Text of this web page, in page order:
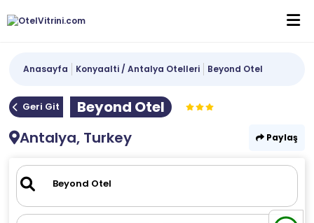
Anasayfa Konyaalti / Antalya Otelleri Beyond Otel
Geri Git
Beyond Otel
Antalya, Turkey
Paylaş